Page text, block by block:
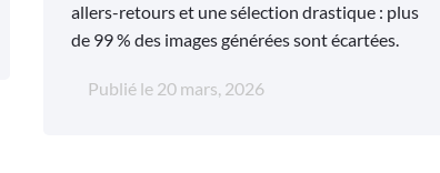
allers-retours et une sélection drastique : plus
de 99 % des images générées sont écartées.
Publié le 20 mars, 2026